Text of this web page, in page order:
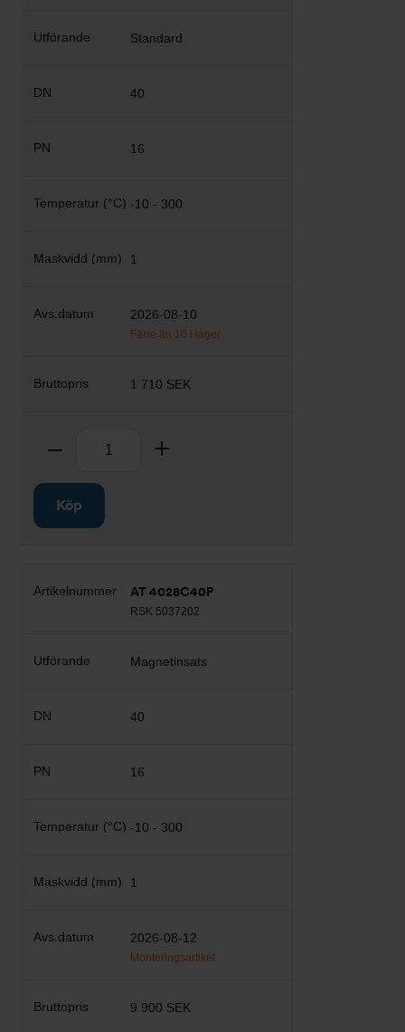
Standard
40
16
-10 - 300
1
2026-08-10
Färre än 10 i lager
1 710 SEK
Ta bort
Köp
AT 4028C40P
RSK 5037202
Magnetinsats
40
16
-10 - 300
1
2026-08-12
Monteringsartikel
9 900 SEK